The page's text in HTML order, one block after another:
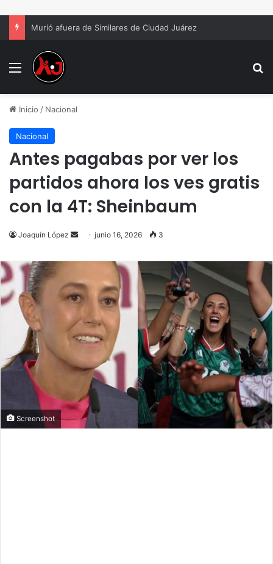
Murió afuera de Similares de Ciudad Juárez
Menu
Inicio / Nacional
Nacional
Antes pagabas por ver los
partidos ahora los ves gratis
con la 4T: Sheinbaum
Joaquín López
Send
email
junio 16, 2026 3
Screenshot